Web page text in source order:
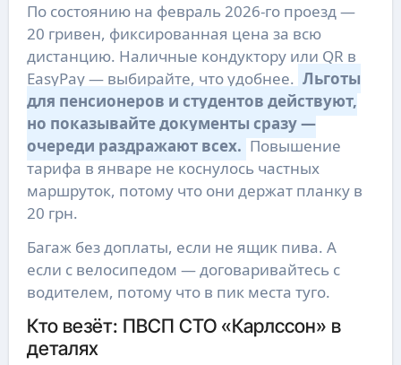
По состоянию на февраль 2026-го проезд —
20 гривен, фиксированная цена за всю
дистанцию. Наличные кондуктору или QR в
EasyPay — выбирайте, что удобнее. Льготы
для пенсионеров и студентов действуют,
но показывайте документы сразу —
очереди раздражают всех. Повышение
тарифа в январе не коснулось частных
маршруток, потому что они держат планку в
20 грн.
Багаж без доплаты, если не ящик пива. А
если с велосипедом — договаривайтесь с
водителем, потому что в пик места туго.
Кто везёт: ПВСП СТО «Карлссон» в
деталях